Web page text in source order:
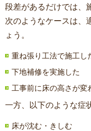
段差があるだけでは、
次のようなケースは、
ょう。
重ね張り工法で施工し
下地補修を実施した
工事前に床の高さが変
一方、以下のような症
床が沈む・きしむ